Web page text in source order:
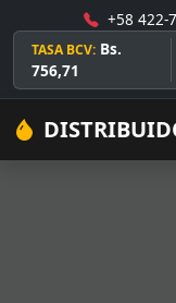
+58 422-
TASA BCV: Bs.
756,71